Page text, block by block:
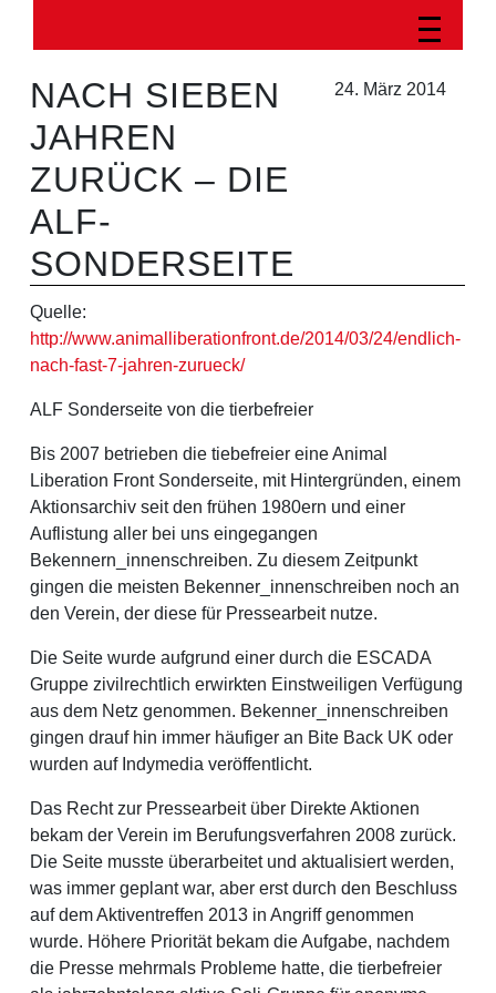
24. März 2014
NACH SIEBEN
JAHREN
ZURÜCK – DIE
ALF-
SONDERSEITE
Quelle:
http://www.animalliberationfront.de/2014/03/24/endlich-
nach-fast-7-jahren-zurueck/
ALF Sonderseite von die tierbefreier
Bis 2007 betrieben die tiebefreier eine Animal
Liberation Front Sonderseite, mit Hintergründen, einem
Aktionsarchiv seit den frühen 1980ern und einer
Auflistung aller bei uns eingegangen
Bekennern_innenschreiben. Zu diesem Zeitpunkt
gingen die meisten Bekenner_innenschreiben noch an
den Verein, der diese für Pressearbeit nutze.
Die Seite wurde aufgrund einer durch die ESCADA
Gruppe zivilrechtlich erwirkten Einstweiligen Verfügung
aus dem Netz genommen. Bekenner_innenschreiben
gingen drauf hin immer häufiger an Bite Back UK oder
wurden auf Indymedia veröffentlicht.
Das Recht zur Pressearbeit über Direkte Aktionen
bekam der Verein im Berufungsverfahren 2008 zurück.
Die Seite musste überarbeitet und aktualisiert werden,
was immer geplant war, aber erst durch den Beschluss
auf dem Aktiventreffen 2013 in Angriff genommen
wurde. Höhere Priorität bekam die Aufgabe, nachdem
die Presse mehrmals Probleme hatte, die tierbefreier